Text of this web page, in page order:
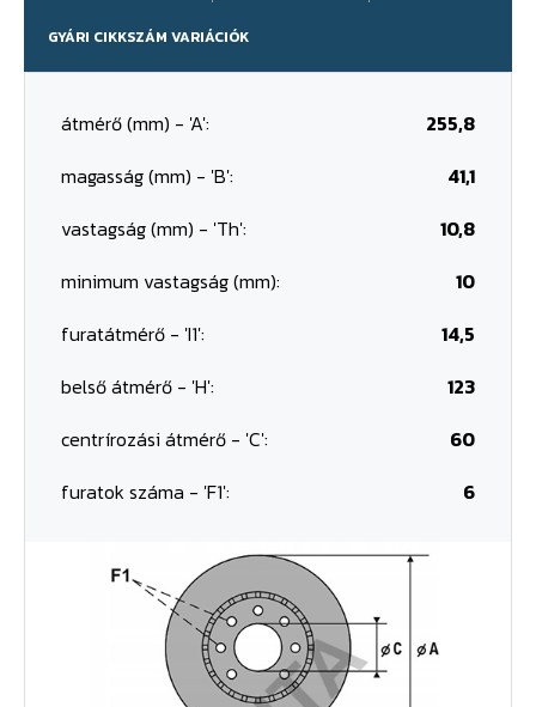
GYÁRI CIKKSZÁM VARIÁCIÓK
átmérő (mm) - 'A':
255,8
magasság (mm) - 'B':
41,1
vastagság (mm) - 'Th':
10,8
minimum vastagság (mm):
10
furatátmérő - 'I1':
14,5
belső átmérő - 'H':
123
centrírozási átmérő - 'C':
60
furatok száma - 'F1':
6